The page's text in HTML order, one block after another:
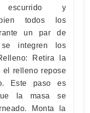
escurrido y
bien todos los
un par de
integren los
Retira la
el relleno repose
Este paso es
la masa se
Monta la